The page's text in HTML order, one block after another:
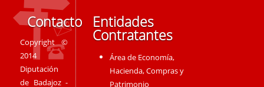
Contacto
Copyright ©
2014
Diputación
de Badajoz -
Entidades
Contratantes
Área de Economía,
Hacienda, Compras y
Patrimonio